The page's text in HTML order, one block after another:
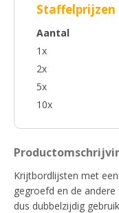
Staffelprijzen
Aantal
1x
2x
5x
10x
Krijtbordlijsten met
gegroefd en de
dus dubbelzijdig